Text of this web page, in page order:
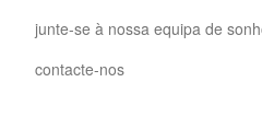
junte-se à nossa equipa de
contacte-nos